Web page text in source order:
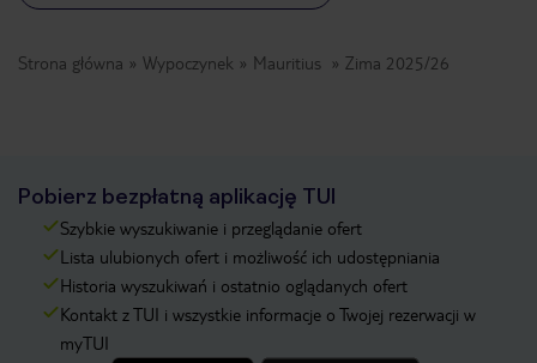
Strona główna Wypoczynek Mauritius Zima 2025/26
Pobierz bezpłatną aplikację TUI
Szybkie wyszukiwanie i przeglądanie ofert
Lista ulubionych ofert i możliwość ich udostępniania
Historia wyszukiwań i ostatnio oglądanych ofert
Kontakt z TUI i wszystkie informacje o Twojej rezerwacji w
myTUI